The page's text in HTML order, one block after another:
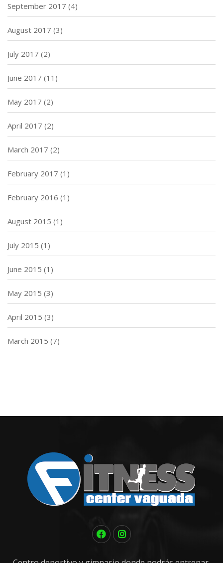
September 2017 (4)
August 2017 (3)
July 2017 (2)
June 2017 (11)
May 2017 (2)
April 2017 (2)
March 2017 (2)
February 2017 (1)
February 2016 (1)
August 2015 (1)
July 2015 (1)
June 2015 (1)
May 2015 (3)
April 2015 (3)
March 2015 (7)